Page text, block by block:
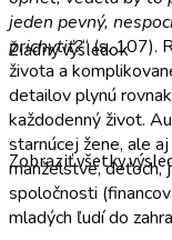
Žiadny výsledok
Zobraziť všetky
jeden pevný,
prichytiť?“ (s. 107).
života a
detailov plynú
každodenný život.
starnúcej žene, ale
manželstve, deťoch,
spoločnosti
mladých ľudí do